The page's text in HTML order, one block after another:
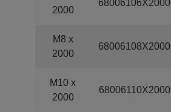
2000
68006106X2000
M8 x
2000
68006108X2000
M10 x
2000
68006110X2000